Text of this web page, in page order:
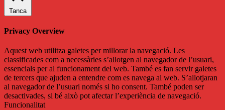
Tanca
Privacy Overview
Aquest web utilitza galetes per millorar la navegació. Les
classificades com a necessàries s’allotgen al navegador de l’usuari,
essencials per al funcionament del web. També es fan servir galetes
de tercers que ajuden a entendre com es navega al web. S’allotjaran
al navegador de l’usuari només si ho consent. També poden ser
desactivades, si bé això pot afectar l’experiència de navegació.
Funcionalitat